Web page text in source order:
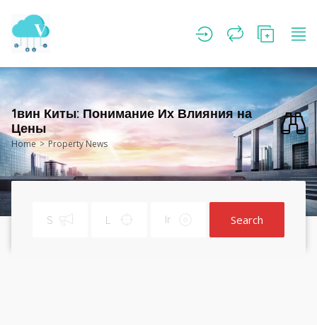
1вин Киты: Понимание Их Влияния на
Цены
Home Property News
Search